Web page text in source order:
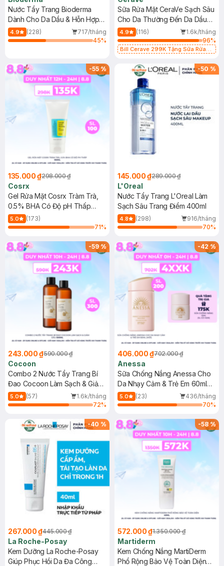
Nước Tẩy Trang Bioderma
Dành Cho Da Dầu & Hỗn Hợp
500ml
4.9 (228)
717/tháng
45%
Sữa Rửa Mặt CeraVe Sạch Sâu
Cho Da Thường Đến Da Dầu
473ml
4.9 (116)
1.6k/tháng
96%
Bill Cerave 299K Tặng Sữa Rửa
-55%
135.000 ₫298.000 ₫
Cosrx
Gel Rửa Mặt Cosrx Tràm Trà,
0.5% BHA Có Độ pH Thấp
150ml
5.0
(173)
71%
-50 %
145.000 ₫289.000 ₫
L'Oreal
Nước Tẩy Trang L'Oreal Làm
Sạch Sâu Trang Điểm 400ml
4.8 (298)
916/tháng
70%
-59%
243.000 ₫590.000 ₫
Cocoon
Combo 2 Nước Tẩy Trang Bí
Đao Cocoon Làm Sạch & Giảm
Dầu 500ml
5.0 (57)
1.6k/tháng
72%
-42%
406.000 ₫702.000 ₫
Anessa
Sữa Chống Nắng Anessa Cho
Da Nhạy Cảm & Trẻ Em 60ml
(Mới)
5.0 (23)
436/tháng
70%
-40 %
267.000 ₫445.000 ₫
La Roche-Posay
Kem Dưỡng La Roche-Posay
Giúp Phục Hồi Da Đa Công
-58%
572.000 ₫1.350.000 ₫
Martiderm
Kem Chống Nắng MartiDerm
Phổ Rộng Bảo Vệ Toàn Diện